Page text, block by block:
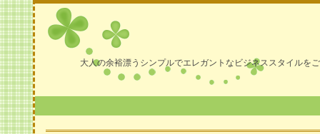
大人の余裕漂うシンプルでエレガントなビジネススタイルを